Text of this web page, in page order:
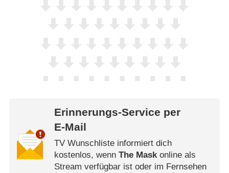
Erinnerungs-Service per
E-Mail
TV Wunschliste informiert dich
kostenlos, wenn The Maskonline als
Stream verfügbar ist oder im Fernsehen